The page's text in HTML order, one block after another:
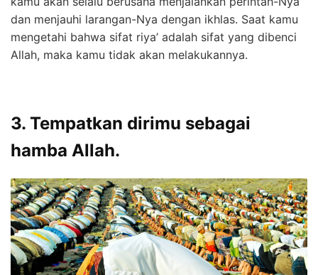
dan menjauhi larangan-Nya dengan ikhlas. Saat kamu
mengetahi bahwa sifat riya’ adalah sifat yang dibenci
Allah, maka kamu tidak akan melakukannya.
3. Tempatkan dirimu sebagai
hamba Allah.